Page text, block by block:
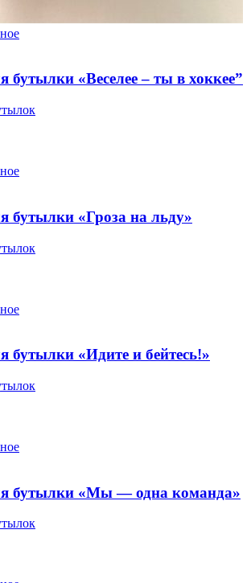
бутылки «Веселее – ты в хоккее”
бутылки «Гроза на льду»
бутылки «Идите и бейтесь!»
бутылки «Мы — одна команда»